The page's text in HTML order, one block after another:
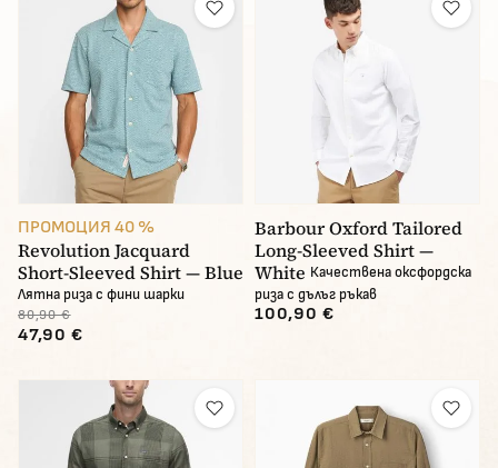
ПРОМОЦИЯ 40 %
Revolution Jacquard
Short-Sleeved Shirt — Blue
Лятна риза с фини шарки
80,90 €
47,90 €
Barbour Oxford Tailored
Long-Sleeved Shirt —
White Качествена оксфордска
риза с дълъг ръкав
100,90 €